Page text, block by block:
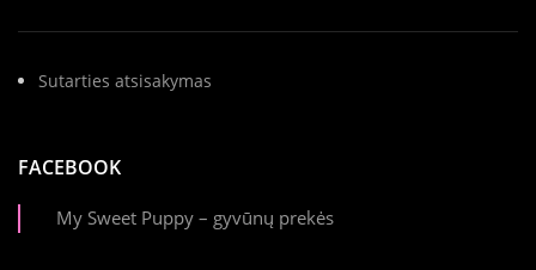
Sutarties atsisakymas
FACEBOOK
My Sweet Puppy – gyvūnų prekės